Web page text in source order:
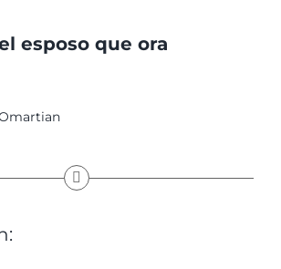
esposo que ora